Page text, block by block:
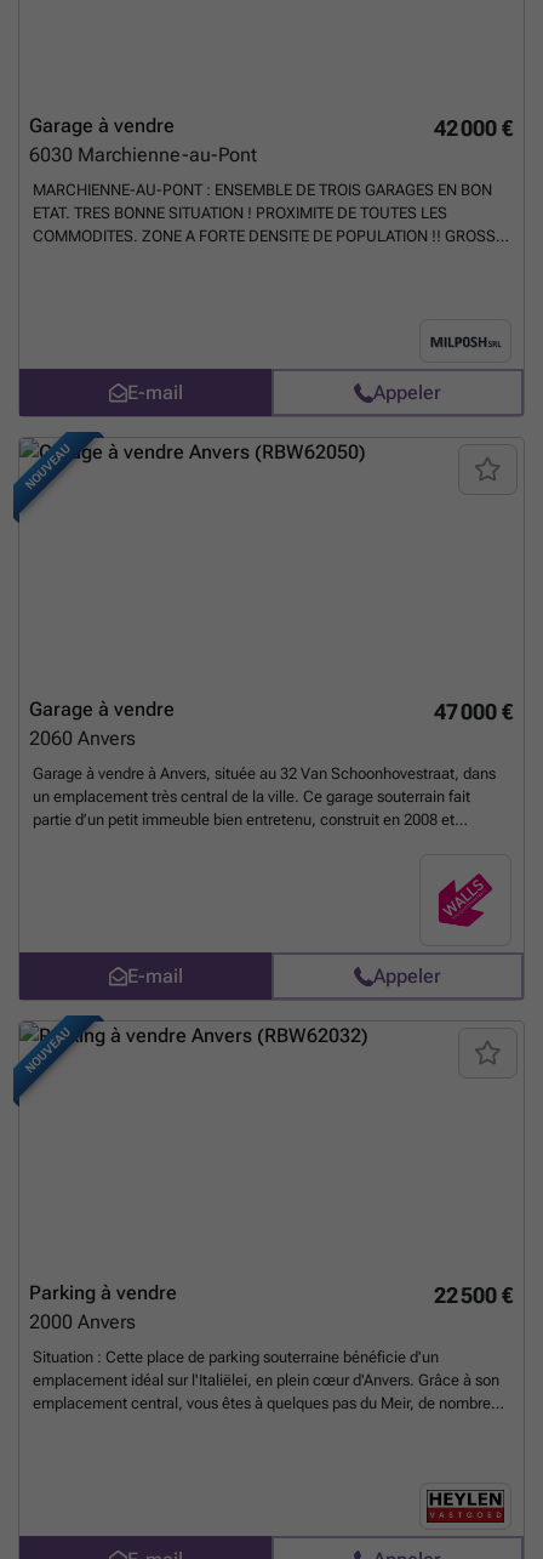
42 000 €
Garage à vendre
6030 Marchienne-au-Pont
MARCHIENNE-AU-PONT : ENSEMBLE DE TROIS GARAGES EN BON
ETAT. TRES BONNE SITUATION ! PROXIMITE DE TOUTES LES
COMMODITES. ZONE A FORTE DENSITE DE POPULATION !! GROSSE
E-mail Appeler
NOUVEAU
47 000 €
Garage à vendre
2060 Anvers
Garage à vendre à Anvers, située au 32 Van Schoonhovestraat, dans
un emplacement très central de la ville. Ce garage souterrain fait
partie d’un petit immeuble bien entretenu, construit en 2008 et
pour permettre une accessibilité aisée et un usage pratique. Proposée
au prix de 47 000 €, cette propriété représente une opportunité
investissement. Ce garage bénéficie d’une situation idéale à
seulement deux minutes à pied de la Gare Centrale d’Anvers et de la
place Astrid, offrant ainsi une excellente accessibilité depuis le
centre-ville ainsi que des axes routiers principaux. L’ensemble
immobilier respecte les normes actuelles et se trouve dans une zone
résidentielle urbaine sans risque d’inondation ni servitudes
référencé sous RBW62050 ; une excellente opportunité vous attend à
Anvers.En savoir plus ?
E-mail Appeler
NOUVEAU
22 500 €
Parking à vendre
2000 Anvers
Situation : Cette place de parking souterraine bénéficie d'un
emplacement idéal sur l'Italiëlei, en plein cœur d'Anvers. Grâce à son
emplacement central, vous êtes à quelques pas du Meir, de nombreux
d’un emplacement de premier choix au cœur d’Anvers. Le parking est
accessible via un portillon automatique et la place est idéalement
située, à proximité immédiate de l’entrée. Une solution de